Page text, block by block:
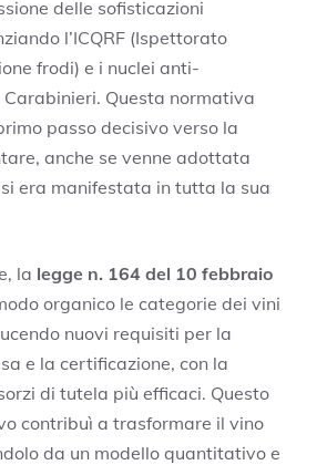
delle sofisticazioni
l’ICQRF (Ispettorato
frodi) e i nuclei anti-
Questa normativa
passo decisivo verso la
anche se venne adottata
era manifestata in tutta la sua
la legge n. 164 del 10 febbraio
organico le categorie dei vini
nuovi requisiti per la
e la certificazione, con la
di tutela più efficaci. Questo
contribuì a trasformare il vino
da un modello quantitativo e